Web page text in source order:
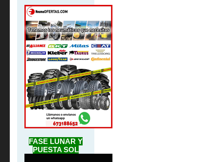
FASE LUNAR Y
PUESTA SOL